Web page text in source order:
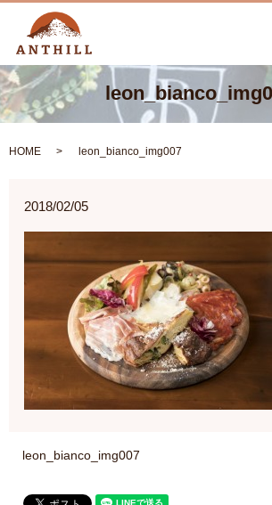
HOME leon_bianco_img007
2018/02/05
leon_bianco_img007